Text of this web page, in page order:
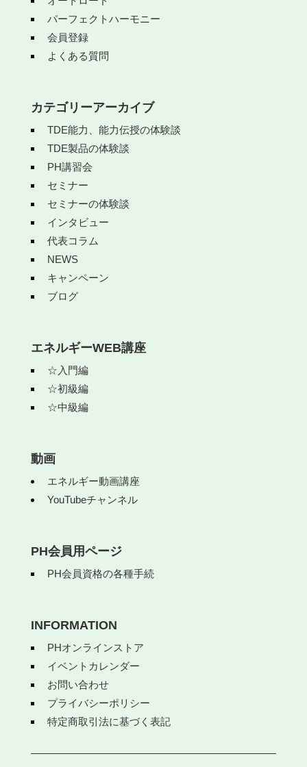
パーフェクトハーモニー
会員登録
よくある質問
カテゴリーアーカイブ
TDE能力、能力伝授の体験談
TDE製品の体験談
PH講習会
セミナー
セミナーの体験談
インタビュー
代表コラム
NEWS
キャンペーン
ブログ
エネルギーWEB講座
☆入門編
☆初級編
☆中級編
動画
エネルギー動画講座
YouTubeチャンネル
PH会員用ページ
PH会員資格の各種手続
INFORMATION
PHオンラインストア
イベントカレンダー
お問い合わせ
プライバシーポリシー
特定商取引法に基づく表記